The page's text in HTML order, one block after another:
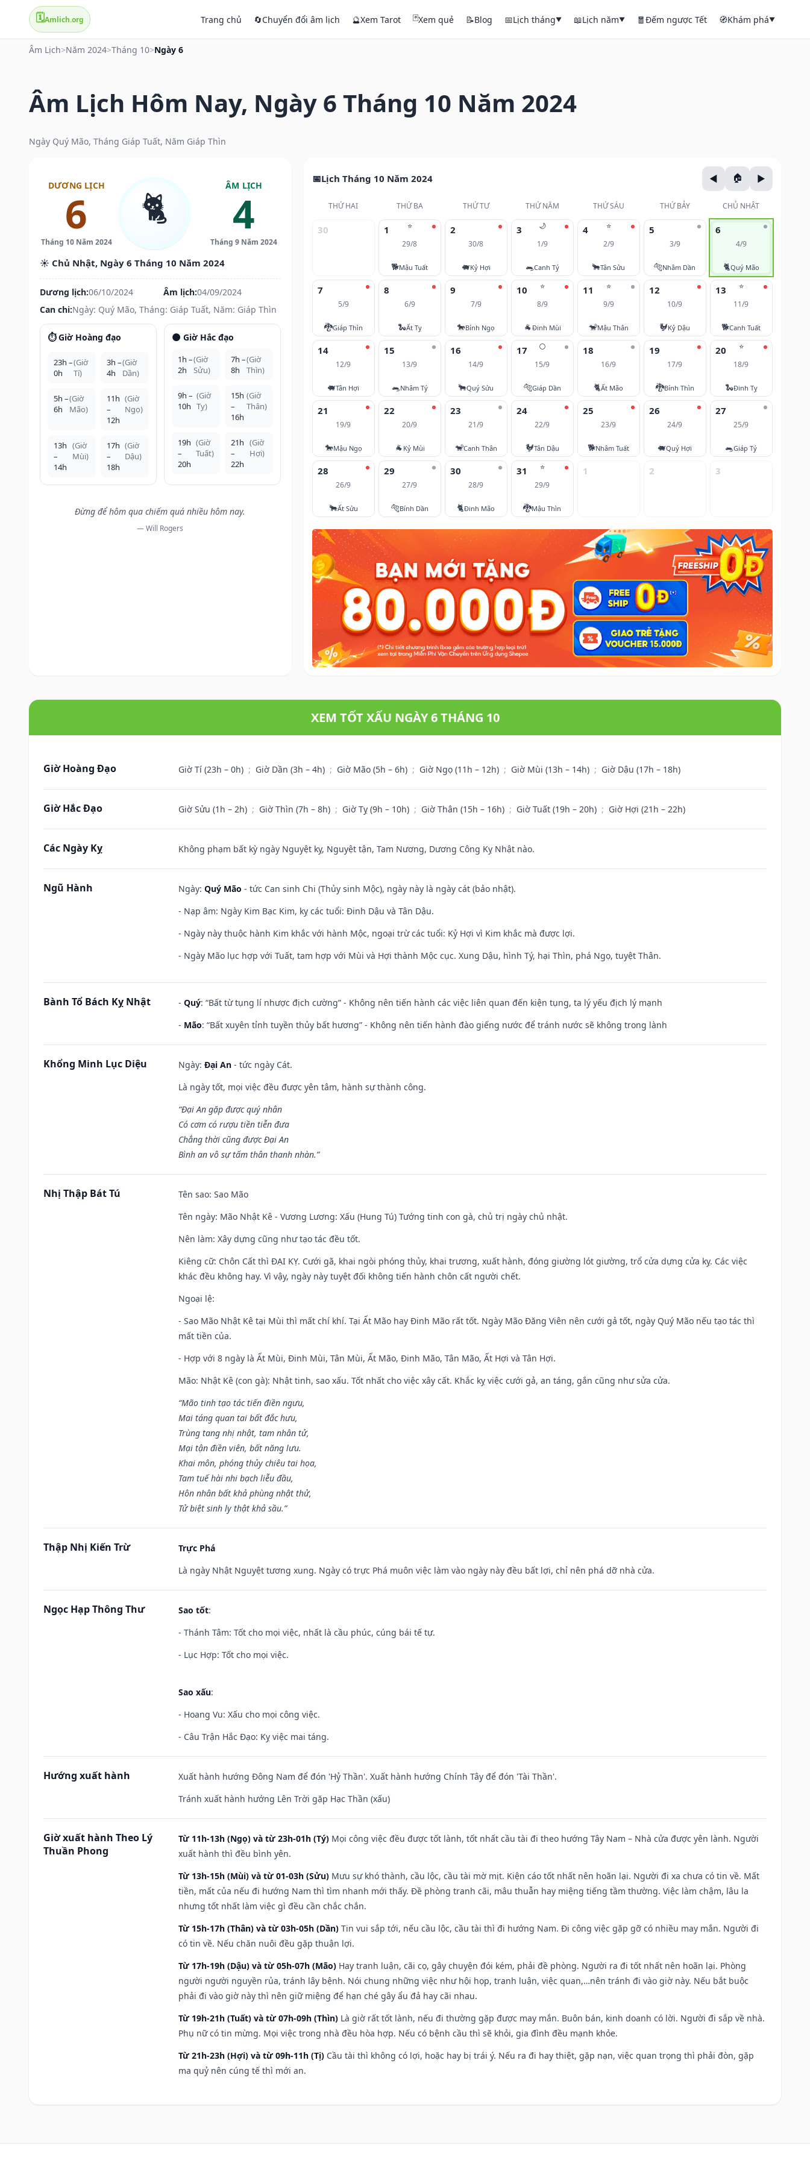
🗓️Amlich.org Trang chủ 🔄Chuyển đổi âm lịch 🔮Xem Tarot 🃏Xem quẻ 📝Blog 📅Lịch tháng▼ 📖Lịch năm▼ 🧧Đếm ngược Tết 🧭Khám phá▼
Âm Lịch>Năm 2024>Tháng 10>Ngày 6
Âm Lịch Hôm Nay, Ngày 6 Tháng 10 Năm 2024
Ngày Quý Mão, Tháng Giáp Tuất, Năm Giáp Thìn
DƯƠNG LỊCH
6
Tháng 10 Năm 2024
🐈 ÂM LỊCH
4
Tháng 9 Năm 2024
☀️ Chủ Nhật, Ngày 6 Tháng 10 Năm 2024
Dương lịch:06/10/2024 Âm lịch:04/09/2024
Can chi:Ngày: Quý Mão, Tháng: Giáp Tuất, Năm: Giáp Thìn
⏱️ Giờ Hoàng đạo
23h –
0h
(Giờ
Tí)
3h –
4h
(Giờ
Dần)
5h –
6h
(Giờ
Mão)
11h
–
12h
(Giờ
Ngọ)
13h
–
14h
(Giờ
Mùi)
17h
–
18h
(Giờ
Dậu)
🌑 Giờ Hắc đạo
1h –
2h
(Giờ
Sửu)
7h –
8h
(Giờ
Thìn)
9h –
10h
(Giờ
Tỵ)
15h
–
16h
(Giờ
Thân)
19h
–
20h
(Giờ
Tuất)
21h
–
22h
(Giờ
Hợi)
Đừng để hôm qua chiếm quá nhiều hôm nay.
— Will Rogers
Lịch Tháng 10 Năm 2024
THỨ HAI THỨ BA THỨ TƯ THỨ NĂM THỨ SÁU THỨ BẢY CHỦ NHẬT
30 ⭐
1
29/8
🐕Mậu Tuất
2
30/8
🐖Kỷ Hợi
🌙
3
1/9
🐀Canh Tý
⭐
4
2/9
🐂Tân Sửu
5
3/9
🐅Nhâm Dần
6
4/9
🐈Quý Mão
7
5/9
🐉Giáp Thìn
8
6/9
🐍Ất Tỵ
9
7/9
🐎Bính Ngọ
⭐
10
8/9
🐐Đinh Mùi
⭐
11
9/9
🐒Mậu Thân
12
10/9
🐓Kỷ Dậu
⭐
13
11/9
🐕Canh Tuất
14
12/9
🐖Tân Hợi
15
13/9
🐀Nhâm Tý
16
14/9
🐂Quý Sửu
🌕
17
15/9
🐅Giáp Dần
18
16/9
🐈Ất Mão
19
17/9
🐉Bính Thìn
⭐
20
18/9
🐍Đinh Tỵ
21
19/9
🐎Mậu Ngọ
22
20/9
🐐 Kỷ Mùi
23
21/9
🐒Canh Thân
24
22/9
🐓Tân Dậu
25
23/9
🐕Nhâm Tuất
26
24/9
🐖Quý Hợi
27
25/9
🐀Giáp Tý
28
26/9
🐂Ất Sửu
29
27/9
🐅Bính Dần
30
28/9
🐈Đinh Mão
⭐
31
29/9
🐉Mậu Thìn
1 2 3
XEM TỐT XẤU NGÀY 6 THÁNG 10
Giờ Hoàng Đạo Giờ Tí (23h – 0h) ; Giờ Dần (3h – 4h) ; Giờ Mão (5h – 6h) ; Giờ Ngọ (11h – 12h) ; Giờ Mùi (13h – 14h) ; Giờ Dậu (17h – 18h)
Giờ Hắc Đạo Giờ Sửu (1h – 2h) ; Giờ Thìn (7h – 8h) ; Giờ Tỵ (9h – 10h) ; Giờ Thân (15h – 16h) ; Giờ Tuất (19h – 20h) ; Giờ Hợi (21h – 22h)
Các Ngày Kỵ Không phạm bất kỳ ngày Nguyệt kỵ, Nguyệt tận, Tam Nương, Dương Công Kỵ Nhật nào.
Ngũ Hành Ngày: Quý Mão - tức Can sinh Chi (Thủy sinh Mộc), ngày này là ngày cát (bảo nhật).
- Nạp âm: Ngày Kim Bạc Kim, kỵ các tuổi: Đinh Dậu và Tân Dậu.
- Ngày này thuộc hành Kim khắc với hành Mộc, ngoại trừ các tuổi: Kỷ Hợi vì Kim khắc mà được lợi.
- Ngày Mão lục hợp với Tuất, tam hợp với Mùi và Hợi thành Mộc cục. Xung Dậu, hình Tý, hại Thìn, phá Ngọ, tuyệt Thân.
Bành Tổ Bách Kỵ Nhật - Quý: “Bất từ tụng lí nhược địch cường” - Không nên tiến hành các việc liên quan đến kiện tụng, ta lý yếu địch lý mạnh
- Mão: “Bất xuyên tỉnh tuyền thủy bất hương” - Không nên tiến hành đào giếng nước để tránh nước sẽ không trong lành
Khổng Minh Lục Diệu Ngày: Đại An - tức ngày Cát.
Là ngày tốt, mọi việc đều được yên tâm, hành sự thành công.
“Đại An gặp được quý nhân
Có cơm có rượu tiền tiễn đưa
Chẳng thời cũng được Đại An
Bình an vô sự tấm thân thanh nhàn.”
Nhị Thập Bát Tú Tên sao: Sao Mão
Tên ngày: Mão Nhật Kê - Vương Lương: Xấu (Hung Tú) Tướng tinh con gà, chủ trị ngày chủ nhật.
Nên làm: Xây dựng cũng như tạo tác đều tốt.
Kiêng cữ: Chôn Cất thì ĐẠI KỴ. Cưới gã, khai ngòi phóng thủy, khai trương, xuất hành, đóng giường lót giường, trổ cửa dựng cửa kỵ. Các việc
khác đều không hay. Vì vậy, ngày này tuyệt đối không tiến hành chôn cất người chết.
Ngoại lệ:
- Sao Mão Nhật Kê tại Mùi thì mất chí khí. Tại Ất Mão hay Đinh Mão rất tốt. Ngày Mão Đăng Viên nên cưới gả tốt, ngày Quý Mão nếu tạo tác thì
mất tiền của.
- Hợp với 8 ngày là Ất Mùi, Đinh Mùi, Tân Mùi, Ất Mão, Đinh Mão, Tân Mão, Ất Hợi và Tân Hợi.
Mão: Nhật Kê (con gà): Nhật tinh, sao xấu. Tốt nhất cho việc xây cất. Khắc kỵ việc cưới gả, an táng, gắn cũng như sửa cửa.
“Mão tinh tạo tác tiến điền ngưu,
Mai táng quan tai bất đắc hưu,
Trùng tang nhị nhật, tam nhân tử,
Mại tận điền viên, bất năng lưu.
Khai môn, phóng thủy chiêu tai họa,
Tam tuế hài nhi bạch liễu đầu,
Hôn nhân bất khả phùng nhật thử,
Tử biệt sinh ly thật khả sầu.”
Thập Nhị Kiến Trừ
Trực Phá
Là ngày Nhật Nguyệt tương xung. Ngày có trực Phá muôn việc làm vào ngày này đều bất lợi, chỉ nên phá dỡ nhà cửa.
Ngọc Hạp Thông Thư Sao tốt:
- Thánh Tâm: Tốt cho mọi việc, nhất là cầu phúc, cúng bái tế tự.
- Lục Hợp: Tốt cho mọi việc.
Sao xấu:
- Hoang Vu: Xấu cho mọi công việc.
- Câu Trận Hắc Đạo: Kỵ việc mai táng.
Hướng xuất hành
Xuất hành hướng Đông Nam để đón 'Hỷ Thần'. Xuất hành hướng Chính Tây để đón 'Tài Thần'.
Tránh xuất hành hướng Lên Trời gặp Hạc Thần (xấu)
Giờ xuất hành Theo Lý
Thuần Phong
Từ 11h-13h (Ngọ) và từ 23h-01h (Tý) Mọi công việc đều được tốt lành, tốt nhất cầu tài đi theo hướng Tây Nam – Nhà cửa được yên lành. Người
xuất hành thì đều bình yên.
Từ 13h-15h (Mùi) và từ 01-03h (Sửu) Mưu sự khó thành, cầu lộc, cầu tài mờ mịt. Kiện cáo tốt nhất nên hoãn lại. Người đi xa chưa có tin về. Mất
tiền, mất của nếu đi hướng Nam thì tìm nhanh mới thấy. Đề phòng tranh cãi, mâu thuẫn hay miệng tiếng tầm thường. Việc làm chậm, lâu la
nhưng tốt nhất làm việc gì đều cần chắc chắn.
Từ 15h-17h (Thân) và từ 03h-05h (Dần) Tin vui sắp tới, nếu cầu lộc, cầu tài thì đi hướng Nam. Đi công việc gặp gỡ có nhiều may mắn. Người đi
có tin về. Nếu chăn nuôi đều gặp thuận lợi.
Từ 17h-19h (Dậu) và từ 05h-07h (Mão) Hay tranh luận, cãi cọ, gây chuyện đói kém, phải đề phòng. Người ra đi tốt nhất nên hoãn lại. Phòng
người người nguyền rủa, tránh lây bệnh. Nói chung những việc như hội họp, tranh luận, việc quan,…nên tránh đi vào giờ này. Nếu bắt buộc
phải đi vào giờ này thì nên giữ miệng để hạn ché gây ẩu đả hay cãi nhau.
Từ 19h-21h (Tuất) và từ 07h-09h (Thìn) Là giờ rất tốt lành, nếu đi thường gặp được may mắn. Buôn bán, kinh doanh có lời. Người đi sắp về nhà.
Phụ nữ có tin mừng. Mọi việc trong nhà đều hòa hợp. Nếu có bệnh cầu thì sẽ khỏi, gia đình đều mạnh khỏe.
Từ 21h-23h (Hợi) và từ 09h-11h (Tị) Cầu tài thì không có lợi, hoặc hay bị trái ý. Nếu ra đi hay thiệt, gặp nạn, việc quan trọng thì phải đòn, gặp
ma quỷ nên cúng tế thì mới an.